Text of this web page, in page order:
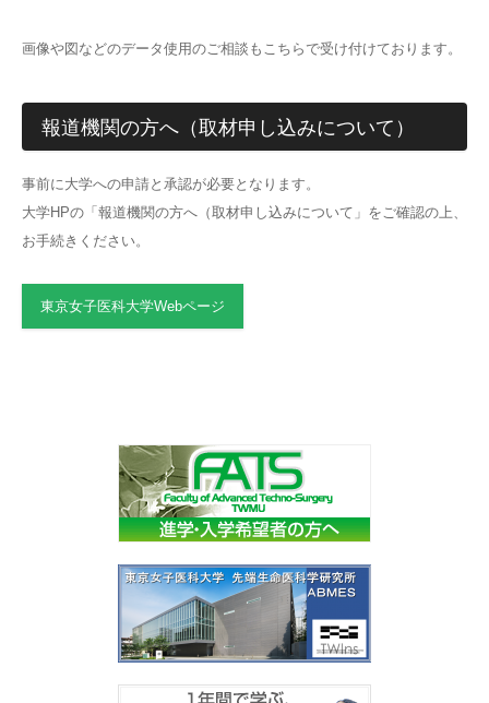
画像や図などのデータ使用のご相談もこちらで受け付けております。
報道機関の方へ（取材申し込みについて）
事前に大学への申請と承認が必要となります。
大学HPの「報道機関の方へ（取材申し込みについて」をご確認の上、
お手続きください。
東京女子医科大学Webページ